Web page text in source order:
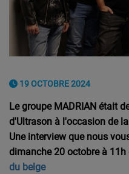
19 OCTOBRE 2024
Le groupe MADRIAN était
d'Ultrason à l'occasion de
Une interview que nous
dimanche 20 octobre à 11h
du belge